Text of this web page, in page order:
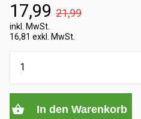
17,99 21,99
inkl. MwSt.
16,81 exkl. MwSt.
In den Warenkorb